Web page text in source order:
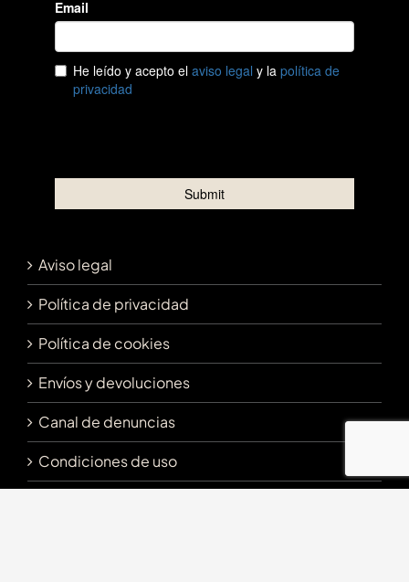
Aviso legal
Política de privacidad
Política de cookies
Envíos y devoluciones
Canal de denuncias
Condiciones de uso